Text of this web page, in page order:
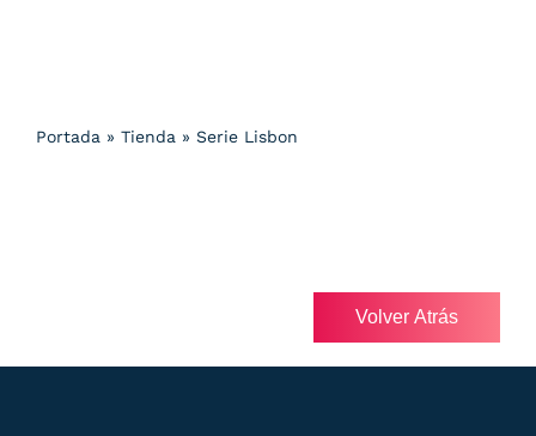
Portada » Tienda » Serie Lisbon
Volver Atrás